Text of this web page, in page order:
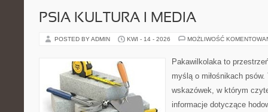
PSIA KULTURA I MEDIA
POSTED BY ADMIN KWI - 14 - 2026 MOŻLIWOŚĆ
Pakawilkolaka to
myślą o miłośnikach
wskazówek, w którym
informacje dotyczące